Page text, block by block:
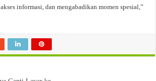
informasi, dan mengabadikan momen spesial,”